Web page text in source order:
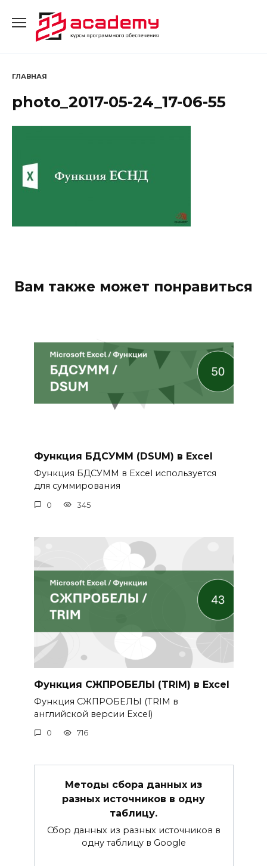
содержанию
ГЛАВНАЯ
photo_2017-05-24_17-06-55
Вам также может понравиться
Функция БДСУММ (DSUM) в Excel
Функция БДСУММ в Excel используется
для суммирования
0 345
Функция СЖПРОБЕЛЫ (TRIM) в Excel
Функция СЖПРОБЕЛЫ (TRIM в
английской версии Excel)
0 716
Методы сбора данных из
разных источников в одну
таблицу.
Сбор данных из разных источников в
одну таблицу в Google